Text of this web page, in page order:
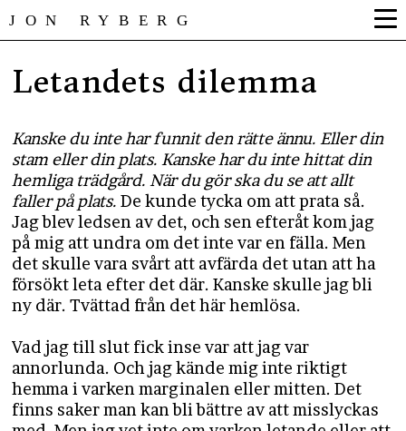
JON RYBERG
Letandets dilemma
Kanske du inte har funnit den rätte ännu. Eller din
stam eller din plats. Kanske har du inte hittat din
hemliga trädgård. När du gör ska du se att allt
faller på plats. De kunde tycka om att prata så.
Jag blev ledsen av det, och sen efteråt kom jag
på mig att undra om det inte var en fälla. Men
det skulle vara svårt att avfärda det utan att ha
försökt leta efter det där. Kanske skulle jag bli
ny där. Tvättad från det här hemlösa.
Vad jag till slut fick inse var att jag var
annorlunda. Och jag kände mig inte riktigt
hemma i varken marginalen eller mitten. Det
finns saker man kan bli bättre av att misslyckas